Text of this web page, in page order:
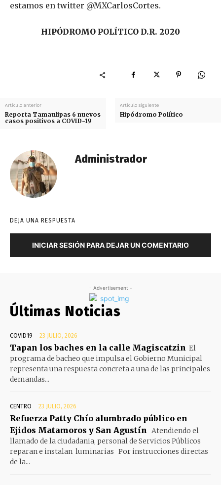
estamos en twitter @MXCarlosCortes.
HIPÓDROMO POLÍTICO D.R. 2020
Artículo anterior
Reporta Tamaulipas 6 nuevos
casos positivos a COVID-19
Artículo siguiente
Hipódromo Político
Administrador
DEJA UNA RESPUESTA
INICIAR SESIÓN PARA DEJAR UN COMENTARIO
- Advertisement -
Últimas Noticias
COVID19 23 JULIO, 2026
Tapan los baches en la calle Magiscatzin El
programa de bacheo que impulsa el Gobierno Municipal
representa una respuesta concreta a una de las principales
demandas...
CENTRO 23 JULIO, 2026
Refuerza Patty Chío alumbrado público en
Ejidos Matamoros y San Agustín Atendiendo el
llamado de la ciudadania, personal de Servicios Públicos
reparan e instalan luminarias Por instrucciones directas
de la...